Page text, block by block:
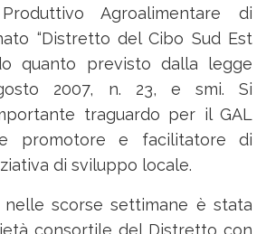
Agroalimentare di
“Distretto del Cibo Sud Est
quanto previsto dalla legge
2007, n. 23, e smi. Si
traguardo per il GAL
promotore e facilitatore di
di sviluppo locale.
nelle scorse settimane è stata
consortile del Distretto con